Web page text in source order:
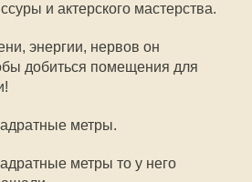
и актерского мастерства.
энергии, нервов он
добиться помещения для
метры.
метры то у него